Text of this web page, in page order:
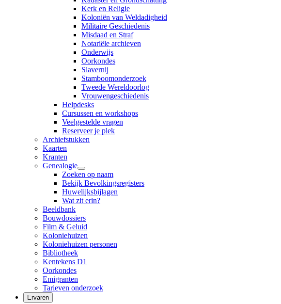
Kerk en Religie
Koloniën van Weldadigheid
Militaire Geschiedenis
Misdaad en Straf
Notariële archieven
Onderwijs
Oorkondes
Slavernij
Stamboomonderzoek
Tweede Wereldoorlog
Vrouwengeschiedenis
Helpdesks
Cursussen en workshops
Veelgestelde vragen
Reserveer je plek
Archiefstukken
Kaarten
Kranten
Genealogie
Zoeken op naam
Bekijk Bevolkingsregisters
Huwelijksbijlagen
Wat zit erin?
Beeldbank
Bouwdossiers
Film & Geluid
Koloniehuizen
Koloniehuizen personen
Bibliotheek
Kentekens D1
Oorkondes
Emigranten
Tarieven onderzoek
Ervaren